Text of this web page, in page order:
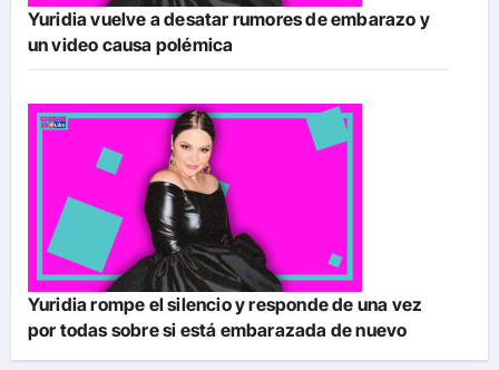
Yuridia vuelve a desatar rumores de embarazo y
un video causa polémica
Yuridia rompe el silencio y responde de una vez
por todas sobre si está embarazada de nuevo